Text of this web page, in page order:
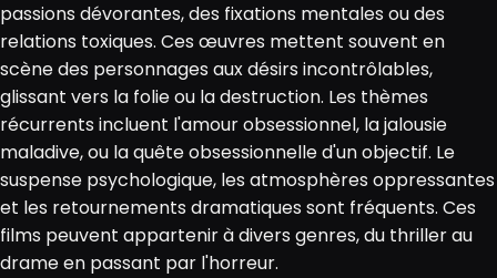
passions dévorantes, des fixations mentales ou des
relations toxiques. Ces œuvres mettent souvent en
scène des personnages aux désirs incontrôlables,
glissant vers la folie ou la destruction. Les thèmes
récurrents incluent l'amour obsessionnel, la jalousie
maladive, ou la quête obsessionnelle d'un objectif. Le
suspense psychologique, les atmosphères oppressantes
et les retournements dramatiques sont fréquents. Ces
films peuvent appartenir à divers genres, du thriller au
drame en passant par l'horreur.